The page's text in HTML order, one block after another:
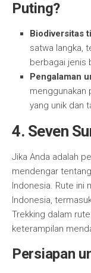
Puting?
Biodiversitas
satwa langka,
berbagai jenis
Pengalaman
menggunakan
yang unik dan
4. Seven
Jika Anda adalah
mendengar
Indonesia. Rute ini
Indonesia,
Trekking dalam
keterampilan
Persiapan